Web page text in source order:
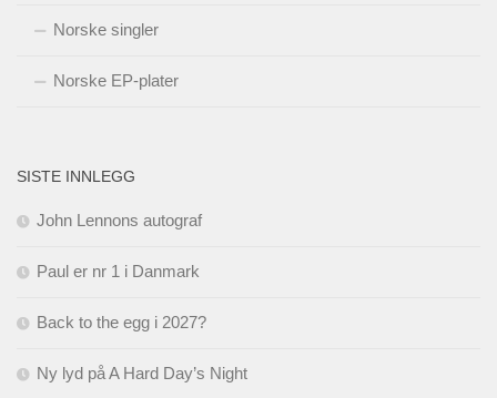
Norske singler
Norske EP-plater
SISTE INNLEGG
John Lennons autograf
Paul er nr 1 i Danmark
Back to the egg i 2027?
Ny lyd på A Hard Day’s Night